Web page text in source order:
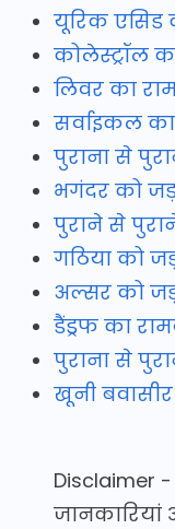
यूरिक
कोलेस्ट्रॉल
लिवर का
सर्वाइकल
पुराना से
भगंदर को
पुराने से
गठिया को
अल्सर को
डैंड्रफ का
पुराना से
खूनी
Disclaimer
जानकारियां